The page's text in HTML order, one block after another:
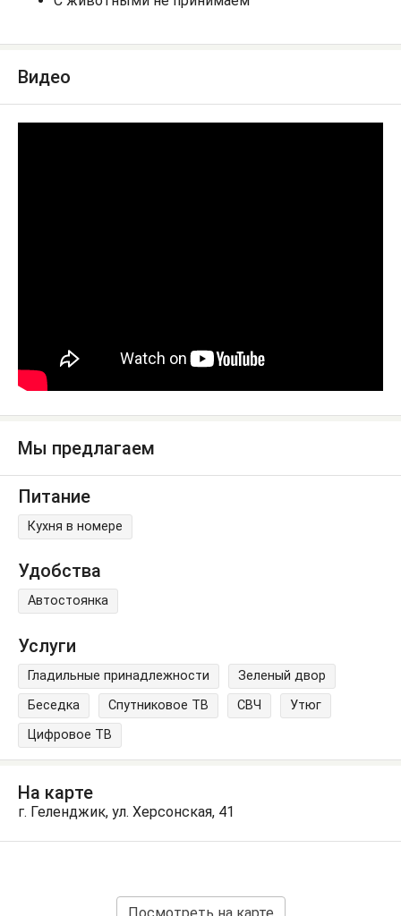
Видео
Мы предлагаем
Питание
Кухня в номере
Удобства
Автостоянка
Услуги
Гладильные принадлежности
Зеленый двор
Беседка
Спутниковое ТВ СВЧ
Утюг
Цифровое ТВ
На карте
г. Геленджик, ул. Херсонская, 41